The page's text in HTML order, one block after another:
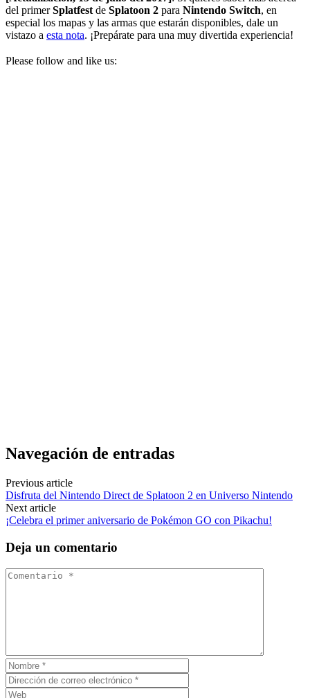
del primerSplatfestde Splatoon 2 para Nintendo Switch, en
especial los mapas y las armas que estarán disponibles, dale un
vistazo a esta nota. ¡Prepárate para una muy divertida experiencia!
Please follow and like us:
Navegación de entradas
Previous article
Disfruta del Nintendo Direct de Splatoon 2 en Universo Nintendo
Next article
¡Celebra el primer aniversario de Pokémon GO con Pikachu!
Deja un comentario